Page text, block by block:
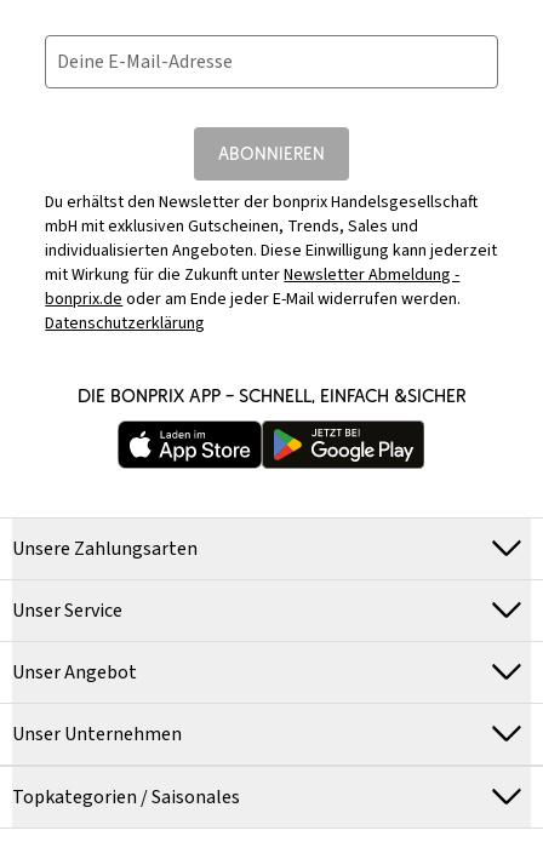
Deine E-Mail-Adresse
ABONNIEREN
Du erhältst den Newsletter der bonprix Handelsgesellschaft
mbH mit exklusiven Gutscheinen, Trends, Sales und
individualisierten Angeboten. Diese Einwilligung kann jederzeit
mit Wirkung für die Zukunft unterNewsletter Abmeldung -
bonprix.deoder am Ende jeder E-Mail widerrufen werden.
Datenschutzerklärung
DIE BONPRIX APP – SCHNELL, EINFACH &SICHER
Unsere Zahlungsarten
Unser Service
Unser Angebot
Unser Unternehmen
Topkategorien / Saisonales